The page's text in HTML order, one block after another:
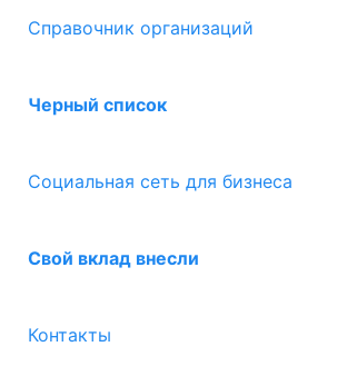
Справочник организаций
Черный список
Социальная сеть для бизнеса
Свой вклад внесли
Контакты